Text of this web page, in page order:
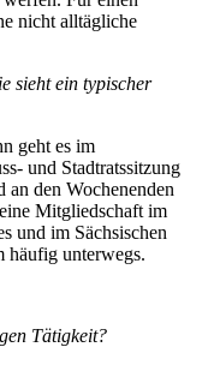
nicht alltägliche
sieht ein typischer
geht es im
und Stadtratssitzung
an den Wochenenden
Mitgliedschaft im
und im Sächsischen
häufig unterwegs.
Tätigkeit?